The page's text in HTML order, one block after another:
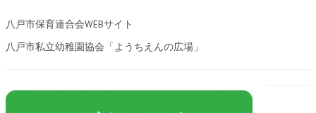
八戸市保育連合会WEBサイト
八戸市私立幼稚園協会「ようちえんの広場」